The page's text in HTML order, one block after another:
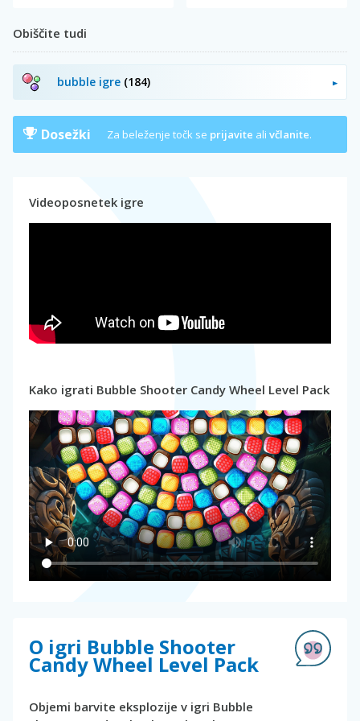
Obiščite tudi
bubble igre (184)
Dosežki Za beleženje točk se prijavite ali včlanite.
Videoposnetek igre
Kako igrati Bubble Shooter Candy Wheel Level Pack
O igri Bubble Shooter
Candy Wheel Level Pack
Objemi barvite eksplozije v igri Bubble